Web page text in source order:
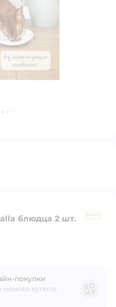
блюдца 2 шт.
можно купить